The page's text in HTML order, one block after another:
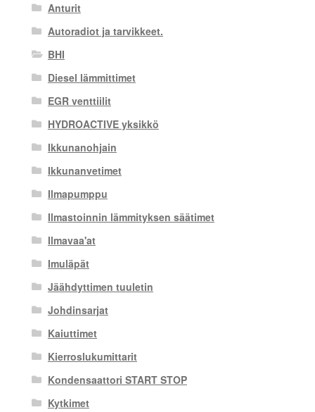
Anturit
Autoradiot ja tarvikkeet.
BHI
Diesel lämmittimet
EGR venttiilit
HYDROACTIVE yksikkö
Ikkunanohjain
Ikkunanvetimet
Ilmapumppu
Ilmastoinnin lämmityksen säätimet
Ilmavaa'at
Imuläpät
Jäähdyttimen tuuletin
Johdinsarjat
Kaiuttimet
Kierroslukumittarit
Kondensaattori START STOP
Kytkimet